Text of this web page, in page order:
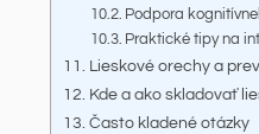
Podpora
Praktické tipy na
Lieskové orechy a
Kde a ako skladovať
Často kladené otázky